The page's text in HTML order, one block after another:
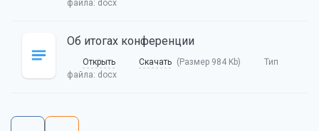
файла: docx
Об итогах конференции
Открыть Скачать (Размер 984 Kb)
Тип
файла: docx